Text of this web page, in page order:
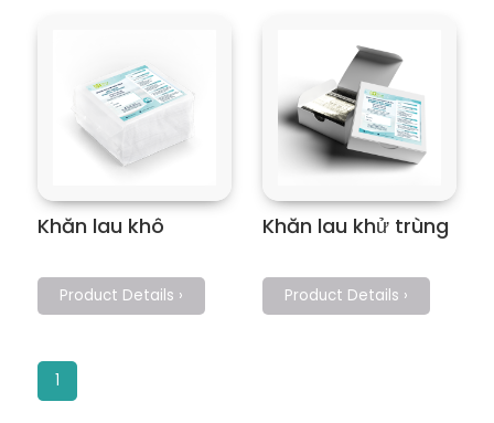
Khăn lau khô
Product Details ›
Khăn lau khử trùng
Product Details ›
1